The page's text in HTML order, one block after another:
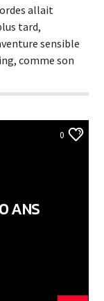
allait
tard,
sensible
comme son
0
ANS